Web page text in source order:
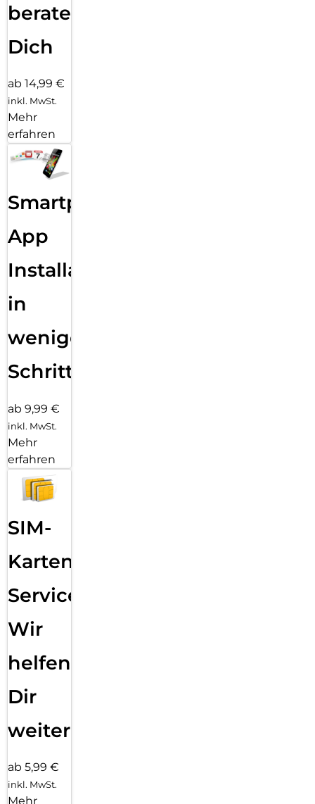
beraten
Dich
ab 14,99 €
inkl. MwSt.
Mehr
erfahren
Smartphone
App
Installation
in
wenigen
Schritten
ab 9,99 €
inkl. MwSt.
Mehr
erfahren
SIM-
Karten
Service:
Wir
helfen
Dir
weiter
ab 5,99 €
inkl. MwSt.
Mehr